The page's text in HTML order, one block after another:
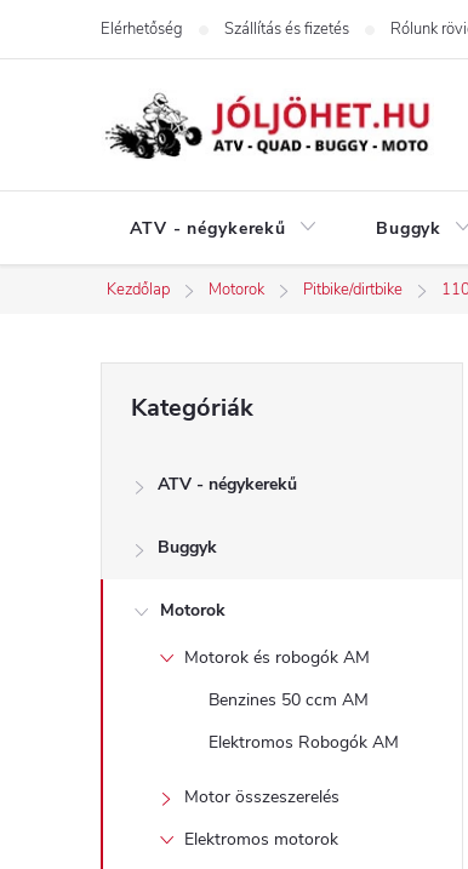
Elérhetőség Szállítás és fizetés Rólunk
ATV - négykerekű Buggyk
Kezdőlap Motorok Pitbike/dirtbike
O
a
átugrása
Kategóriák
ATV - négykerekű
Buggyk
Motorok
Motorok és robogók AM
Benzines 50 ccm AM
Elektromos Robogók AM
Motor összeszerelés
Elektromos motorok